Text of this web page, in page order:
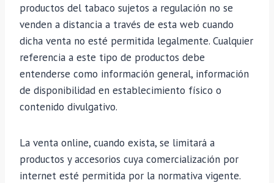
productos del tabaco sujetos a regulación no se
venden a distancia a través de esta web cuando
dicha venta no esté permitida legalmente. Cualquier
referencia a este tipo de productos debe
entenderse como información general, información
de disponibilidad en establecimiento físico o
contenido divulgativo.
La venta online, cuando exista, se limitará a
productos y accesorios cuya comercialización por
internet esté permitida por la normativa vigente.